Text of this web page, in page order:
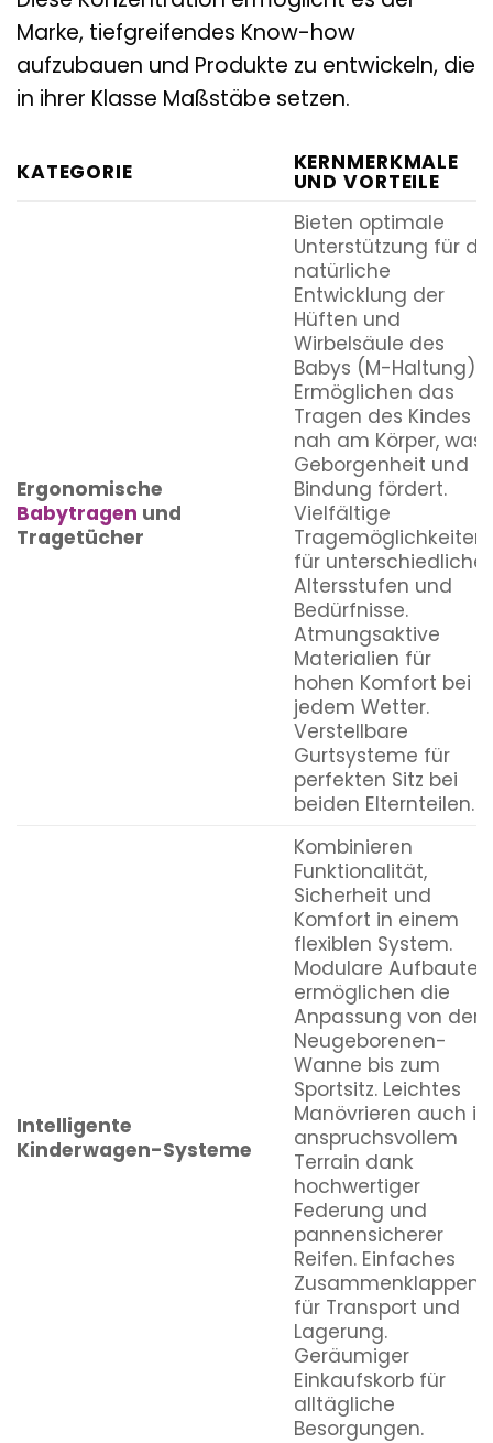
Marke, tiefgreifendes Know-how
aufzubauen und Produkte zu entwickeln, die
in ihrer Klasse Maßstäbe setzen.
KATEGORIE KERNMERKMALE
UND VORTEILE
Ergonomische
Babytragen und
Tragetücher
Bieten optimale
Unterstützung für
natürliche
Entwicklung der
Hüften und
Wirbelsäule des
Babys (M-Haltung).
Ermöglichen das
Tragen des Kindes
nah am Körper, was
Geborgenheit und
Bindung fördert.
Vielfältige
Tragemöglichkeiten
für unterschiedliche
Altersstufen und
Bedürfnisse.
Atmungsaktive
Materialien für
hohen Komfort bei
jedem Wetter.
Verstellbare
Gurtsysteme für
perfekten Sitz bei
beiden Elternteilen.
Intelligente
Kinderwagen-Systeme
Kombinieren
Funktionalität,
Sicherheit und
Komfort in einem
flexiblen System.
Modulare Aufbauten
ermöglichen die
Anpassung von der
Neugeborenen-
Wanne bis zum
Sportsitz. Leichtes
Manövrieren auch in
anspruchsvollem
Terrain dank
hochwertiger
Federung und
pannensicherer
Reifen. Einfaches
Zusammenklappen
für Transport und
Lagerung.
Geräumiger
Einkaufskorb für
alltägliche
Besorgungen.